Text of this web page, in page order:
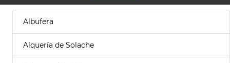
Albufera
Alquería de Solache